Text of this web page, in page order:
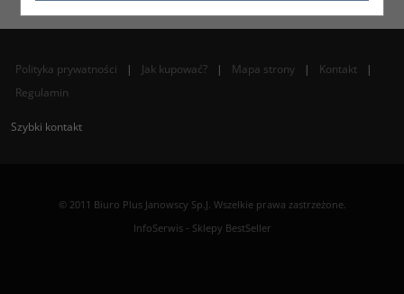
Polityka prywatności | Jak kupować? | Mapa strony | Kontakt
|
Regulamin
Szybki kontakt
© 2011 Biuro Plus Janowscy Sp.J. Wszelkie prawa zastrzeżone.
InfoSerwis- Sklepy BestSeller